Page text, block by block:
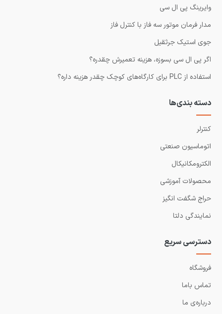
وایرینگ پی ال سی
مدار فرمان موتور سه فاز با کنترل فاز
جوی استیک جرثقیل
اگر پی ال سی بسوزه، هزینه تعمیرش چقدره؟
استفاده از PLC برای کارگاه‌های کوچک چقدر هزینه داره؟
دسته بندی‌ها
کنترلر
اتوماسیون صنعتی
الکترومکانیکال
محصولات آموزشی
حراج شگفت انگیز
نمایندگی دلتا
دسترسی سریع
فروشگاه
تماس باما
درباره‌ی ما